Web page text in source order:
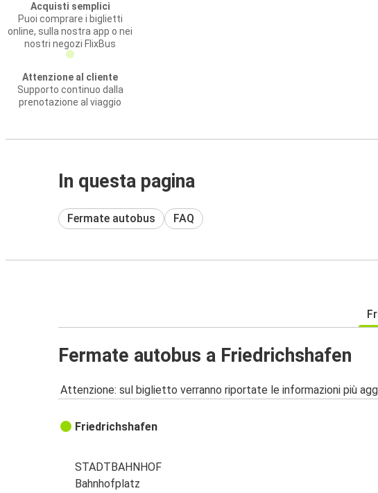
Acquisti semplici
Puoi comprare i biglietti
online, sulla nostra app o nei
nostri negozi FlixBus
Attenzione al cliente
Supporto continuo dalla
prenotazione al viaggio
In questa pagina
Fermate autobus FAQ
Fermate autobus a Friedrichshafen
Attenzione: sul biglietto verranno riportate le informazioni più
Friedrichshafen
STADTBAHNHOF
Bahnhofplatz